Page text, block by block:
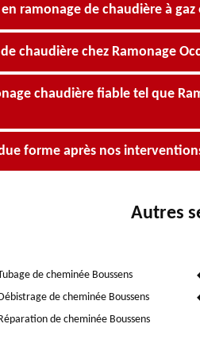
ramonage de chaudière à gaz
chaudière chez Ramonage
chaudière fiable tel que
forme après nos
Autres
de cheminée Boussens
de cheminée Boussens
de cheminée Boussens